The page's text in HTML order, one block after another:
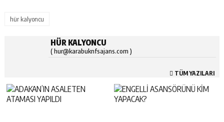
hür kalyoncu
HÜR KALYONCU
( hur@karabuknfsajans.com )
TÜM YAZILARI